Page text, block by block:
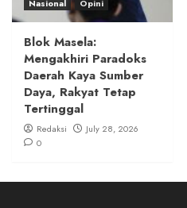
Nasional Opini
Blok Masela:
Mengakhiri Paradoks
Daerah Kaya Sumber
Daya, Rakyat Tetap
Tertinggal
Redaksi
July 28, 2026
0